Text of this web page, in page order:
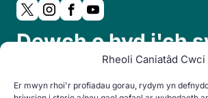
Rheoli Caniatâd Cwci
Er mwyn rhoi'r profiadau gorau, rydym yn
Dewch o hyd i'ch
cymdogaeth lleol: